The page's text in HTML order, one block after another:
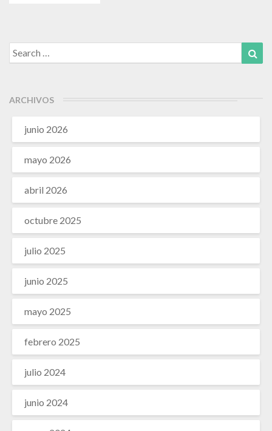
Search
for:
ARCHIVOS
junio 2026
mayo 2026
abril 2026
octubre 2025
julio 2025
junio 2025
mayo 2025
febrero 2025
julio 2024
junio 2024